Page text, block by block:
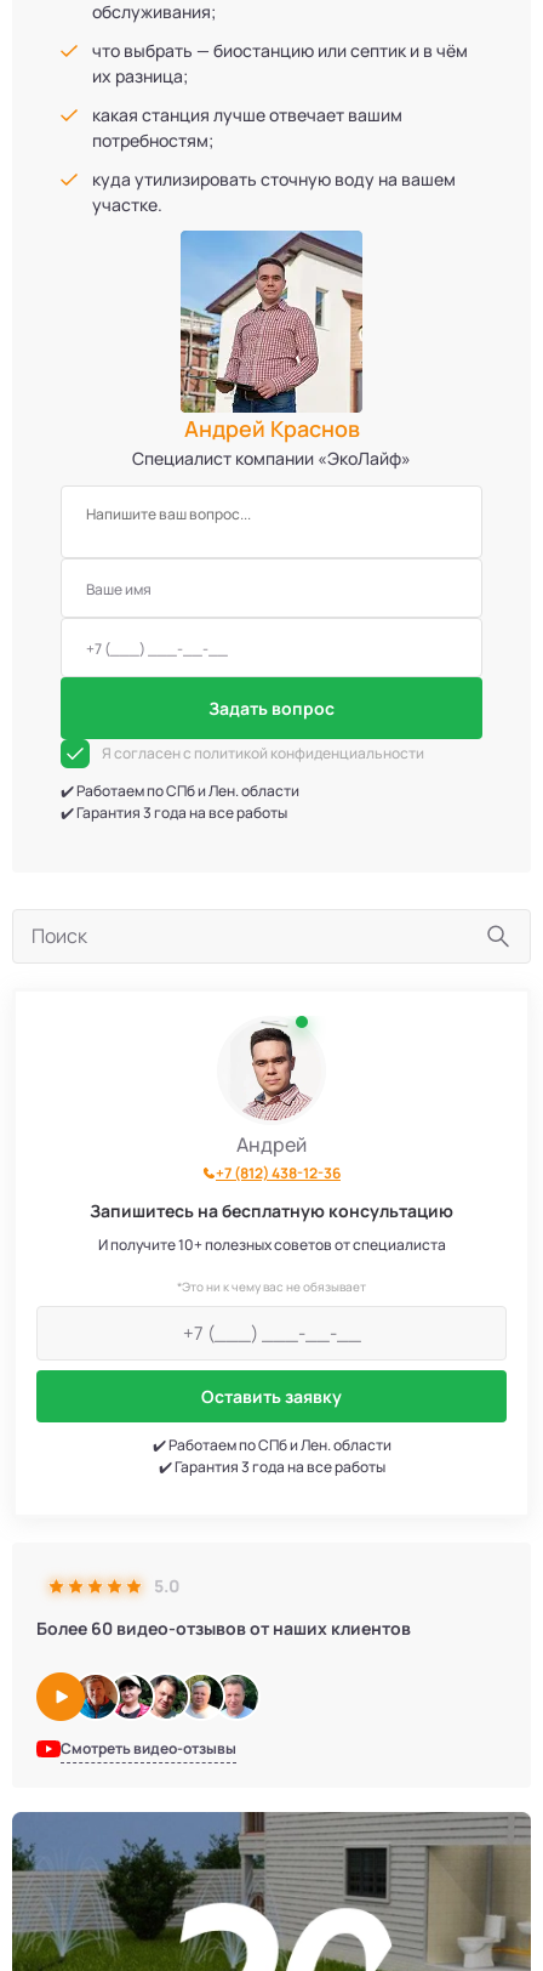
Андрей
+7 (812) 438-12-36
Запишитесь на бесплатную консультацию
И получите 10+ полезных советов от специалиста
*Это ни к чему вас не обязывает
Оставить заявку
✔️ Работаем по СПб и Лен. области
✔️ Гарантия 3 года на все работы
5.0
Более 60 видео-отзывов от наших клиентов
Смотреть видео-отзывы
обслуживания;
что выбрать — биостанцию или септик и в чём
их разница;
какая станция лучше отвечает вашим
потребностям;
куда утилизировать сточную воду на вашем
участке.
Андрей Краснов
Специалист компании «ЭкоЛайф»
Задать вопрос
Я согласен с политикой конфиденциальности
✔️ Работаем по СПб и Лен. области
✔️ Гарантия 3 года на все работы